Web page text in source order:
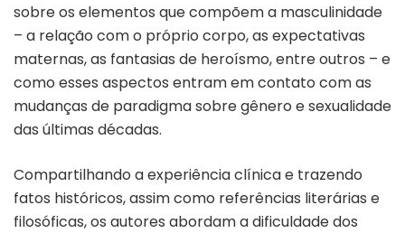
sobre os elementos que compõem a masculinidade
– a relação com o próprio corpo, as expectativas
maternas, as fantasias de heroísmo, entre outros – e
como esses aspectos entram em contato com as
mudanças de paradigma sobre gênero e sexualidade
das últimas décadas.
Compartilhando a experiência clínica e trazendo
fatos históricos, assim como referências literárias e
filosóficas, os autores abordam a dificuldade dos